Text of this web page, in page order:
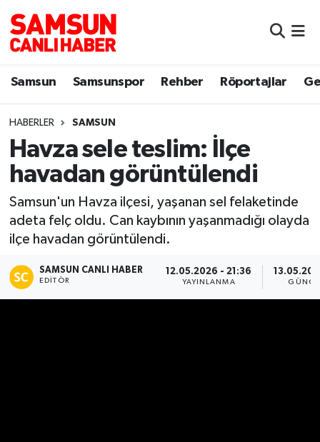
Samsun Samsunspor Rehber Röportajlar
HABERLER SAMSUN
Havza sele teslim: İlçe
havadan görüntülendi
Samsun'un Havza ilçesi, yaşanan sel felaketinde
adeta felç oldu. Can kaybının yaşanmadığı olayda
ilçe havadan görüntülendi.
SAMSUN CANLI HABER
EDITÖR
12.05.2026 - 21:36
YAYINLANMA
Samsun
Sokak Röportajları
Genel
Dünya
Eğitim
Sağlık
Samsun Nöbetçi Eczaneler
Samsun Hava Durumu
Samsun Namaz Vakitleri
Samsun Trafik Yoğunluk Haritası
Süper Lig Puan Durumu ve Fikstür
Tüm Manşetler
Son Dakika Haberleri